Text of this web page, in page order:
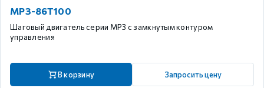
MP3-86T100
Шаговый двигатель серии MP3 с замкнутым контуром
управления
В корзину Запросить цену